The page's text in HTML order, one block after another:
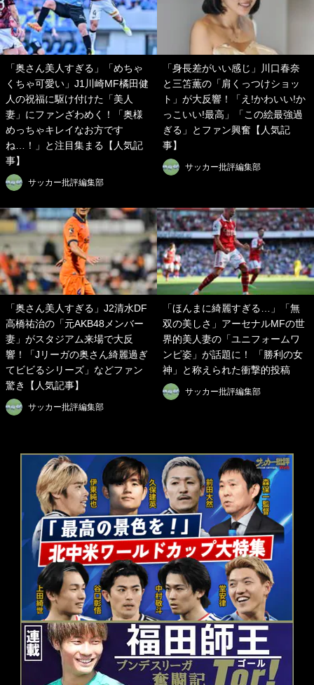
「奥さん美人すぎる」「めちゃ
くちゃ可愛い」J1川崎MF橘田健
人の祝福に駆け付けた「美人
妻」にファンざわめく！「奥様
めっちゃキレイなお方です
ね…！」と注目集まる【人気記
事】
サッカー批評編集部
「身長差がいい感じ」川口春奈
と三笘薫の「肩くっつけショッ
ト」が大反響！「え!かわいい!か
っこいい!最高」「この絵最強過
ぎる」とファン興奮【人気記
事】
サッカー批評編集部
「奥さん美人すぎる」J2清水DF
高橋祐治の「元AKB48メンバー
妻」がスタジアム来場で大反
響！「Jリーガの奥さん綺麗過ぎ
てビビるシリーズ」などファン
驚き【人気記事】
サッカー批評編集部
「ほんまに綺麗すぎる…」「無
双の美しさ」アーセナルMFの世
界的美人妻の「ユニフォームワ
ンピ姿」が話題に！ 「勝利の女
神」と称えられた衝撃的投稿
サッカー批評編集部